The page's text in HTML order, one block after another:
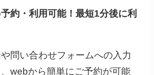
約・利用可能！最短1分後に利
問い合わせフォームへの入力
webから簡単にご予約が可能